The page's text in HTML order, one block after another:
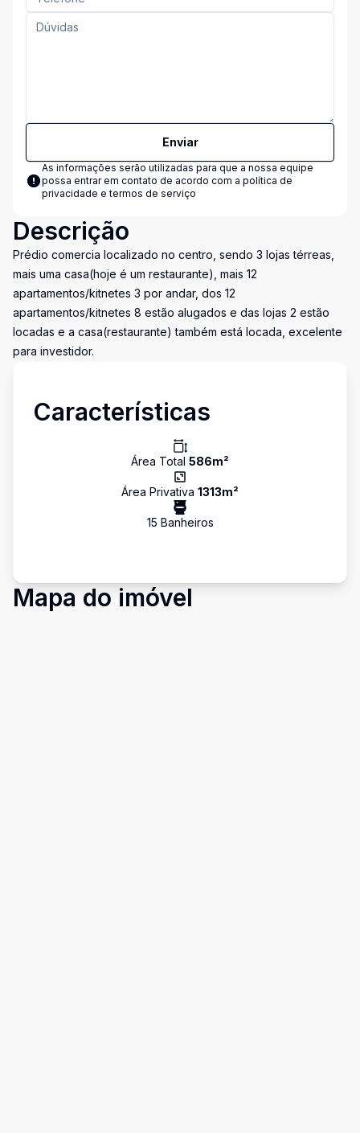
Enviar
As informações serão utilizadas para que a nossa equipe
possa entrar em contato de acordo com a política de
privacidade e termos de serviço
Descrição
Prédio comercia localizado no centro, sendo 3 lojas térreas,
mais uma casa(hoje é um restaurante), mais 12
apartamentos/kitnetes 3 por andar, dos 12
apartamentos/kitnetes 8 estão alugados e das lojas 2 estão
locadas e a casa(restaurante) também está locada, excelente
para investidor.
Características
Área Total 586m²
Área Privativa 1313m²
15 Banheiros
Mapa do imóvel